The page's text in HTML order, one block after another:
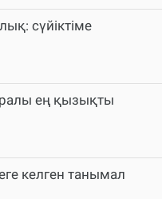
сүйіктіме
ең қызықты
келген танымал